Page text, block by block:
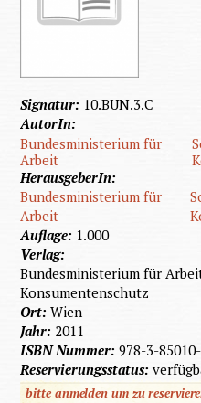
Signatur: 10.BUN.3.C
AutorIn:
Bundesministerium für
Arbeit
HerausgeberIn:
Bundesministerium für
Arbeit
Auflage: 1.000
Verlag:
Bundesministerium für
Konsumentenschutz
Ort:Wien
Jahr: 2011
ISBN Nummer:978-3-
Reservierungsstatus:
bitte anmelden um zu